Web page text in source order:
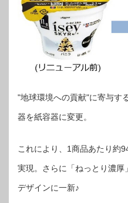
"地球環境への貢献"に寄与す
器を紙容器に変更。
これにより、1商品あたり約
実現。さらに「ねっとり濃厚
デザインに一新♪